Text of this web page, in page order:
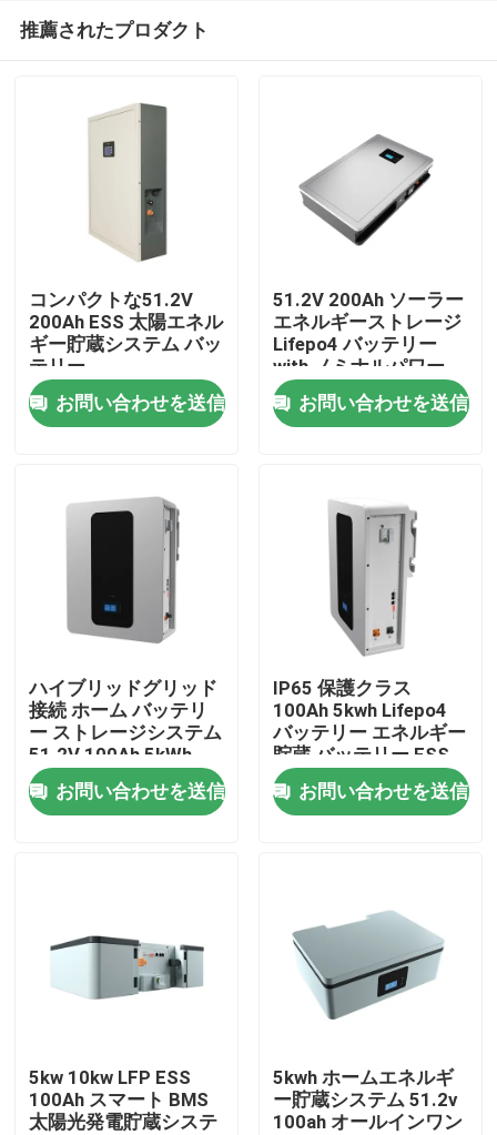
VRショー
企業情報
会社案内
ニュース
リチウム イオンライフポ4電池
推薦されたプロダクト
コンパクトな51.2V
200Ah ESS 太陽エネル
ギー貯蔵システム バッ
テリー
お問い合わせを送信
51.2V 200Ah ソーラー
エネルギーストレージ
Lifepo4 バッテリー
with ノミナルパワー
10.24KWh 95%DOD
お問い合わせを送信
ハイブリッドグリッド
接続 ホーム バッテリ
ー ストレージシステム
51.2V 100Ah 5kWh
ESS ストレージ バッ
テリーお問い合わせを送信
IP65 保護クラス
100Ah 5kwh Lifepo4
バッテリー エネルギー
貯蔵 バッテリー ESS
お問い合わせを送信
5kw 10kw LFP ESS
100Ah スマート BMS
太陽光発電貯蔵システ
5kwh ホームエネルギ
ー貯蔵システム 51.2v
100ah オールインワン